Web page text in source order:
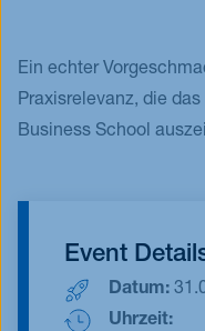
Ein echter
Praxisrelevanz, die
Business School
Event
Datum:
Uhrzeit: